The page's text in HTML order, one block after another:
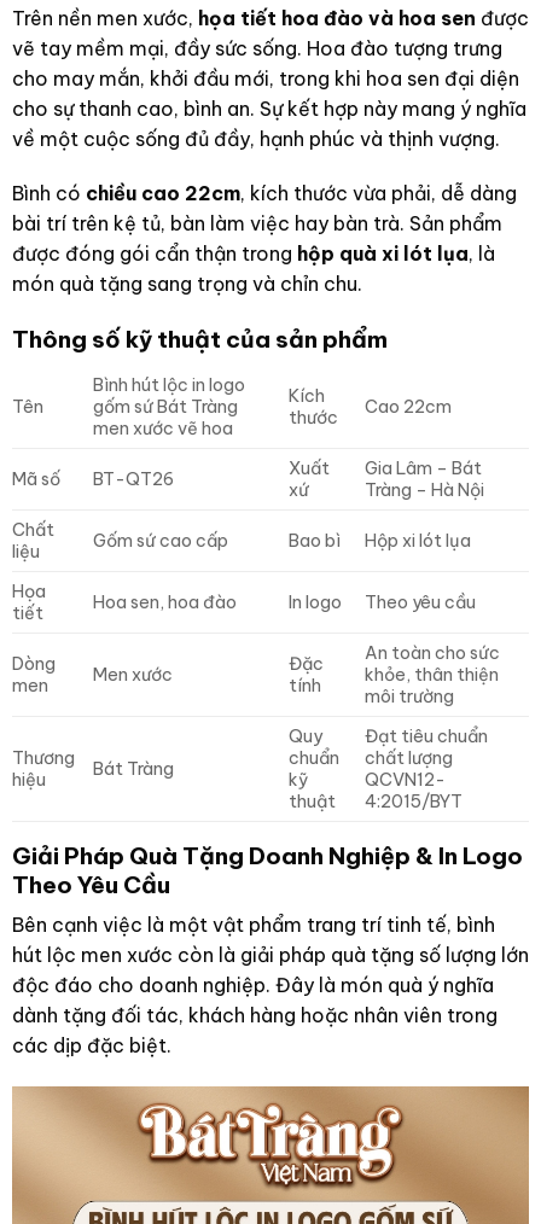
Trên nền men xước, họa tiết hoa đào và hoa sen được
vẽ tay mềm mại, đầy sức sống. Hoa đào tượng trưng
cho may mắn, khởi đầu mới, trong khi hoa sen đại diện
cho sự thanh cao, bình an. Sự kết hợp này mang ý nghĩa
về một cuộc sống đủ đầy, hạnh phúc và thịnh vượng.
Bình có chiều cao 22cm, kích thước vừa phải, dễ dàng
bài trí trên kệ tủ, bàn làm việc hay bàn trà. Sản phẩm
được đóng gói cẩn thận trong hộp quà xi lót lụa, là
món quà tặng sang trọng và chỉn chu.
Thông số kỹ thuật của sản phẩm
Tên
Bình hút lộc in logo
gốm sứ Bát Tràng
men xước vẽ hoa
Kích
thước
Cao 22cm
Mã số BT-QT26
Xuất
xứ
Gia Lâm – Bát
Tràng – Hà Nội
Chất
liệu
Gốm sứ cao cấp Bao bì Hộp xi lót lụa
Họa
tiết
Hoa sen, hoa đào In logo Theo yêu cầu
Dòng
men
Men xước
Đặc
tính
An toàn cho sức
khỏe, thân thiện
môi trường
Thương
hiệu
Bát Tràng
Quy
chuẩn
kỹ
thuật
Đạt tiêu chuẩn
chất lượng
QCVN12-
4:2015/BYT
Giải Pháp Quà Tặng Doanh Nghiệp & In Logo
Theo Yêu Cầu
Bên cạnh việc là một vật phẩm trang trí tinh tế, bình
hút lộc men xước còn là giải pháp quà tặng số lượng lớn
độc đáo cho doanh nghiệp. Đây là món quà ý nghĩa
dành tặng đối tác, khách hàng hoặc nhân viên trong
các dịp đặc biệt.